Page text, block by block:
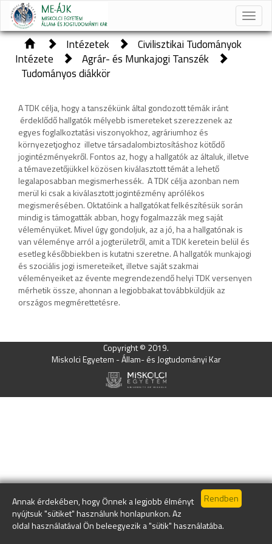
Annak érdekében, hogy Önnek a legjobb élményt
nyújtsuk "sütiket" használunk honlapunkon. Az
oldal használatával Ön beleegyezik a "sütik" használatába.
Toggle
Intézetek
Civilisztikai Tudományok
Intézete
Agrár- és Munkajogi Tanszék
Tudományos diákkör
A TDK célja, hogy a tanszékünk által gondozott témák iránt
érdeklődő hallgatók mélyebb ismereteket szerezzenek az
egyes foglalkoztatási viszonyokhoz, agráriumhoz és
környezetjoghoz illetve társadalombiztosításhoz kötődő
jogintézményekről. Fontos az, hogy a hallgatók az általuk, illetve
a témavezetőjükkel közösen kiválasztott témát a lehető
legalaposabban megismerhessék. A TDK célja azonban nem
merül ki csak a kiválasztott jogintézmény aprólékos
megismerésében. Oktatóink a hallgatókat felkészítésük során
mindig is támogatták abban, hogy fogalmazzák meg saját
véleményüket. Mivel úgy gondoljuk, az a jó, ha a hallgatónak is
van véleménye arról a jogterületről, amit a TDK keretein belül és
esetleg későbbiekben is kutatni szeretne. A hallgatók munkajogi
és szociális jogi ismereteiket, illetve saját szakmai
véleményeiket az évente megrendezendő helyi TDK versenyen
mérhetik össze, ahonnan a legjobbakat továbbküldjük az
országos megmérettetésre.
Copyright © 2019.
Miskolci Egyetem - Állam- és Jogtudományi Kar